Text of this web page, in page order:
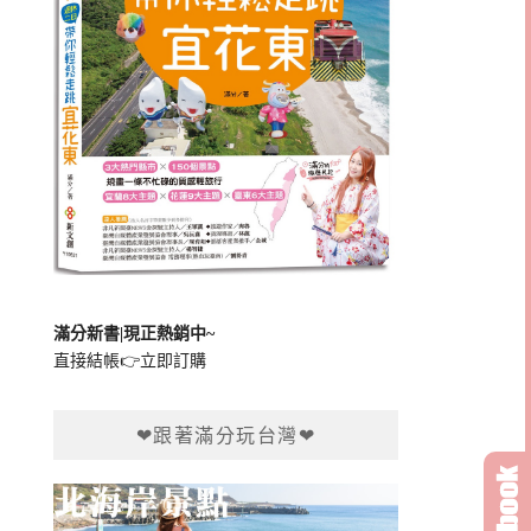
滿分新書|現正熱銷中~
直接結帳👉立即訂購
❤跟著滿分玩台灣❤